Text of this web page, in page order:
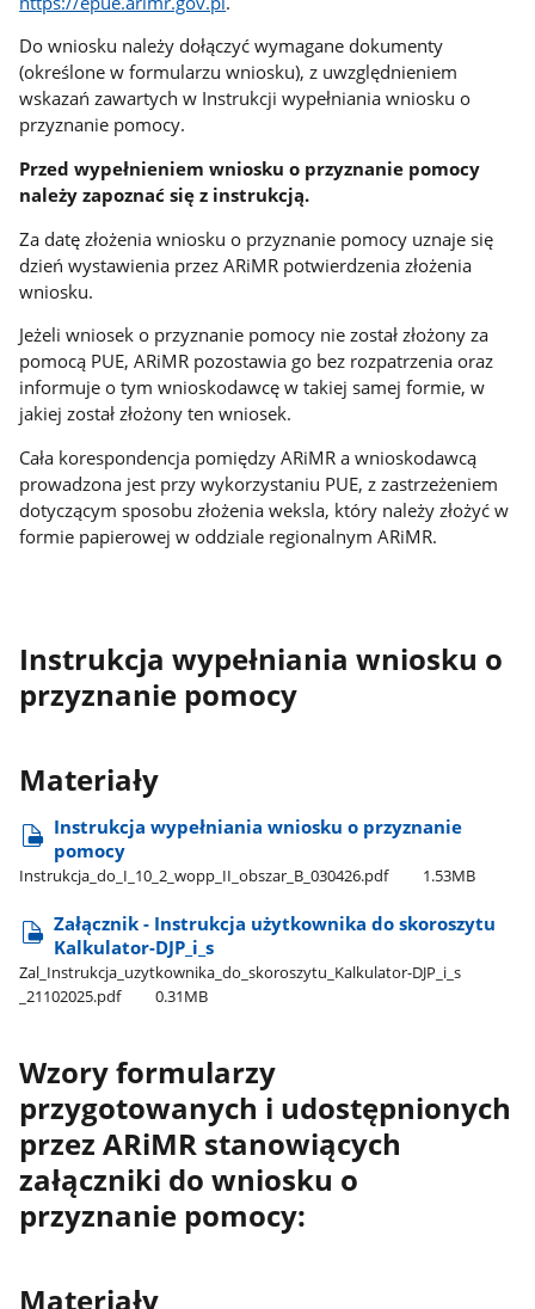
Do wniosku należy dołączyć wymagane dokumenty
(określone w formularzu wniosku), z uwzględnieniem
wskazań zawartych w Instrukcji wypełniania wniosku o
przyznanie pomocy.
Przed wypełnieniem wniosku o przyznanie pomocy
należy zapoznać się z instrukcją.
Za datę złożenia wniosku o przyznanie pomocy uznaje się
dzień wystawienia przez ARiMR potwierdzenia złożenia
wniosku.
Jeżeli wniosek o przyznanie pomocy nie został złożony za
pomocą PUE, ARiMR pozostawia go bez rozpatrzenia oraz
informuje o tym wnioskodawcę w takiej samej formie, w
jakiej został złożony ten wniosek.
Cała korespondencja pomiędzy ARiMR a wnioskodawcą
prowadzona jest przy wykorzystaniu PUE, z zastrzeżeniem
dotyczącym sposobu złożenia weksla, który należy złożyć w
formie papierowej w oddziale regionalnym ARiMR.
Instrukcja wypełniania wniosku o
przyznanie pomocy
Materiały
Instrukcja wypełniania wniosku o przyznanie
pomocy
Instrukcja​_do​_I​_10​_2​_wopp​_II​_obszar​_B​_030426.pdf 1.53MB
Załącznik - Instrukcja użytkownika do skoroszytu
Kalkulator-DJP​​​_i​​​_s
Zal​_Instrukcja​_uzytkownika​_do​_skoroszytu​_Kalkulator-DJP​_i​_s​
_21102025.pdf
0.31MB
Wzory formularzy
przygotowanych i udostępnionych
przez ARiMR stanowiących
załączniki do wniosku o
przyznanie pomocy:
Materiały